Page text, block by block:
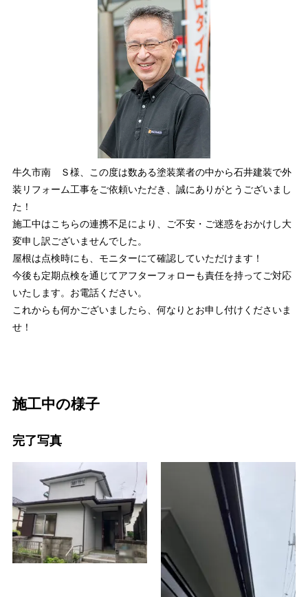
牛久市南 Ｓ様、この度は数ある塗装業者の中から石井建装で外
装リフォーム工事をご依頼いただき、誠にありがとうございまし
た！
施工中はこちらの連携不足により、ご不安・ご迷惑をおかけし大
変申し訳ございませんでした。
屋根は点検時にも、モニターにて確認していただけます！
今後も定期点検を通じてアフターフォローも責任を持ってご対応
いたします。お電話ください。
これからも何かございましたら、何なりとお申し付けくださいま
せ！
施工中の様子
完了写真